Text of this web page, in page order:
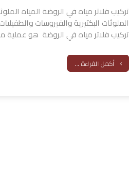
تركيب فلاتر مياه في الروضة المياه
الملوثات البكتيرية والفيروسات
تركيب فلاتر مياه في الروضة هو عملية
أكمل القراءة ...